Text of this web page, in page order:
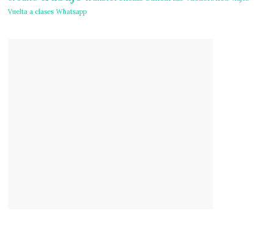
Vuelta a clases Whatsapp